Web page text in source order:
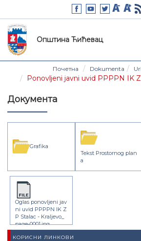
Општина Ћићевац
Почетна Dokumenta
Ponovljeni javni uvid PPPPN IK
Документа
Grafika
Tekst Prostornog plan
a
Oglas ponovljeni jav
ni uvid PPPPN IK Z
P Stalac - Kraljevo_
page-0001.jpg
КОРИСНИ ЛИНКОВИ